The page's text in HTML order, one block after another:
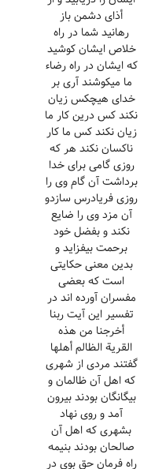
أذای دشمن باز
رهانید شما در راه
خلاص ایشان کوشید
که ایشان در راه رضاء
ما میکوشند آری بر
خدای هیچکس زیان
نکند کس درین کار ما
زیان نکند کس ما کار
ناکسان نکند هر که
روزی گامی برای خدا
برداشت آن گام وی را
روزی فریادرس سازدو
آن مزد وی را ضایع
نکند و بفضل خود
برحمت بیفزاید و
بدین معنی حکایتی
است که بعضی
مفسران آورده اند در
تفسیر این آیت ربنا
أخرجنا من هذه
القریة الظالم أهلها
گفتند مردی از شهری
که اهل آن ظالمان و
بیگانگان بودند بیرون
آمد و روی نهاد
بشهری که اهل آن
صالحان بودند بنیمه
راه فرمان حق بوی در